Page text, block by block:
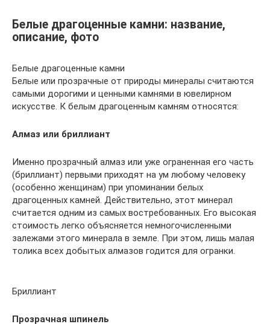
Белые драгоценные камни: название,
описание, фото
Белые драгоценные камни
Белые или прозрачные от природы минералы считаются
самыми дорогими и ценными камнями в ювелирном
искусстве. К белым драгоценным камням относятся:
Алмаз или бриллиант
Именно прозрачный алмаз или уже ограненная его часть
(бриллиант) первыми приходят на ум любому человеку
(особенно женщинам) при упоминании белых
драгоценных камней. Действительно, этот минерал
считается одним из самых востребованных. Его высокая
стоимость легко объясняется немногочисленными
залежами этого минерала в земле. При этом, лишь малая
толика всех добытых алмазов годится для огранки.
Бриллиант
Прозрачная шпинель